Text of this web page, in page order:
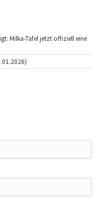
Milka-Tafel jetzt offiziell eine